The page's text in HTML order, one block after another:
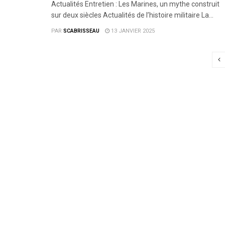
Actualités Entretien : Les Marines, un mythe construit
sur deux siècles Actualités de l’histoire militaire La...
PAR SCABRISSEAU 13 JANVIER 2025